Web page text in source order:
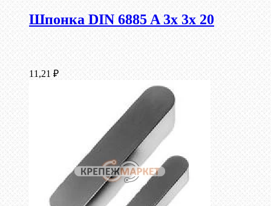
Шпонка DIN 6885 A 3x 3x 20
11,21 ₽